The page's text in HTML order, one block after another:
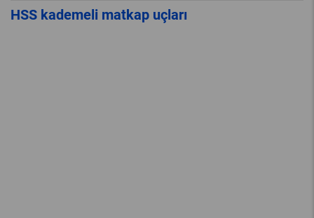
HSS kademeli matkap uçları